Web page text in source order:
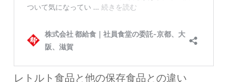
レトルト食品と他の保存食品との違い